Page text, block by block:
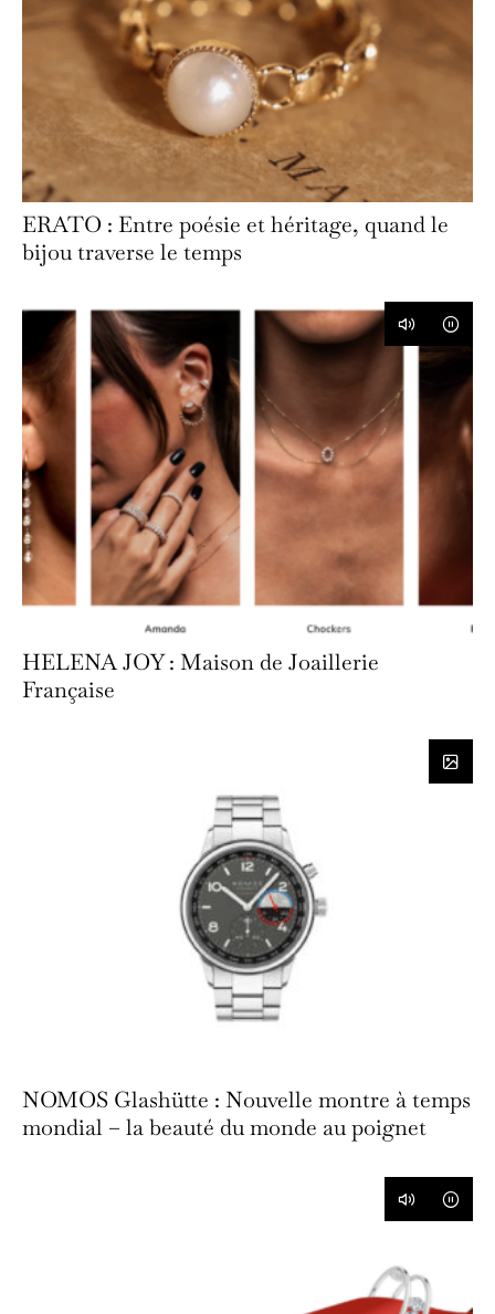
ERATO : Entre poésie et héritage, quand le
bijou traverse le temps
HELENA JOY : Maison de Joaillerie
Française
NOMOS Glashütte : Nouvelle montre à temps
mondial – la beauté du monde au poignet